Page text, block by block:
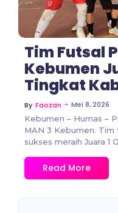
Tim Futsal
Kebumen
Tingkat
By Faozan ~ Mei 8, 2026
Kebumen – Humas –
MAN 3 Kebumen.
sukses meraih Juara 1
Read More